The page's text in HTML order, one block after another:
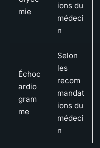
mie
ions du
médeci
n
Échoc
ardio
gram
me
Selon
les
recom
mandat
ions du
médeci
n